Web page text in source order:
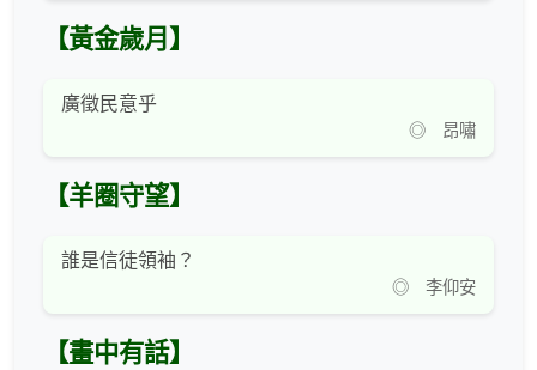
【黃金歲月】
廣徵民意乎
◎ 昂嘯
【羊圈守望】
誰是信徒領袖？
◎ 李仰安
【畫中有話】